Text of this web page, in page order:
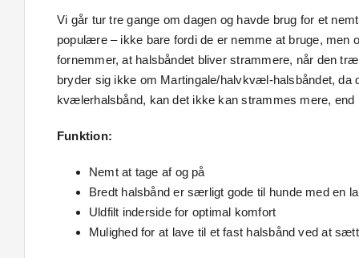
Vi går tur tre gange om dagen og havde brug for et
populære – ikke bare fordi de er nemme at bruge, men
fornemmer, at halsbåndet bliver strammere, når den
bryder sig ikke om Martingale/halvkvæl-halsbåndet, da
kvælerhalsbånd, kan det ikke kan strammes mere,
Funktion:
Nemt at tage af og på
Bredt halsbånd er særligt gode til hunde med en
Uldfilt inderside for optimal komfort
Mulighed for at lave til et fast halsbånd ved at